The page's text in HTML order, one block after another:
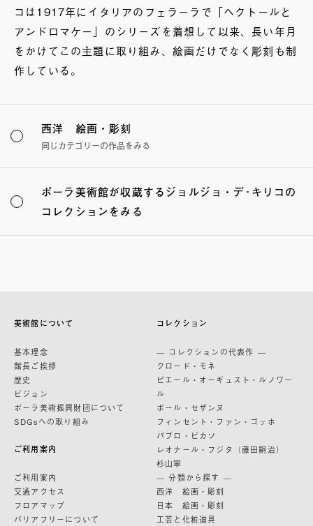
コは1917年にイタリアのフェラーラで「ヘクトールと
アンドロマケー」のシリーズを着想して以来、長い年月
をかけてこの主題に取り組み、絵画だけでなく彫刻も制
作している。
西洋 絵画・彫刻
同じカテゴリーの作品をみる
ポーラ美術館が収蔵するジョルジョ・デ･キリコの
コレクションをみる
美術館について
基本理念
館長ご挨拶
歴史
ビジョン
ポーラ美術振興財団について
SDGsへの取り組み
ご利用案内
ご利用案内
交通アクセス
フロアマップ
バリアフリーについて
コレクション
— コレクションの代表作 —
クロード・モネ
ピエール・オーギュスト・ルノワー
ル
ポール・セザンヌ
フィンセント・ファン・ゴッホ
パブロ・ピカソ
レオナール・フジタ（藤田嗣治）
杉山寧
— 分類から探す —
西洋 絵画・彫刻
日本 絵画・彫刻
工芸と化粧道具